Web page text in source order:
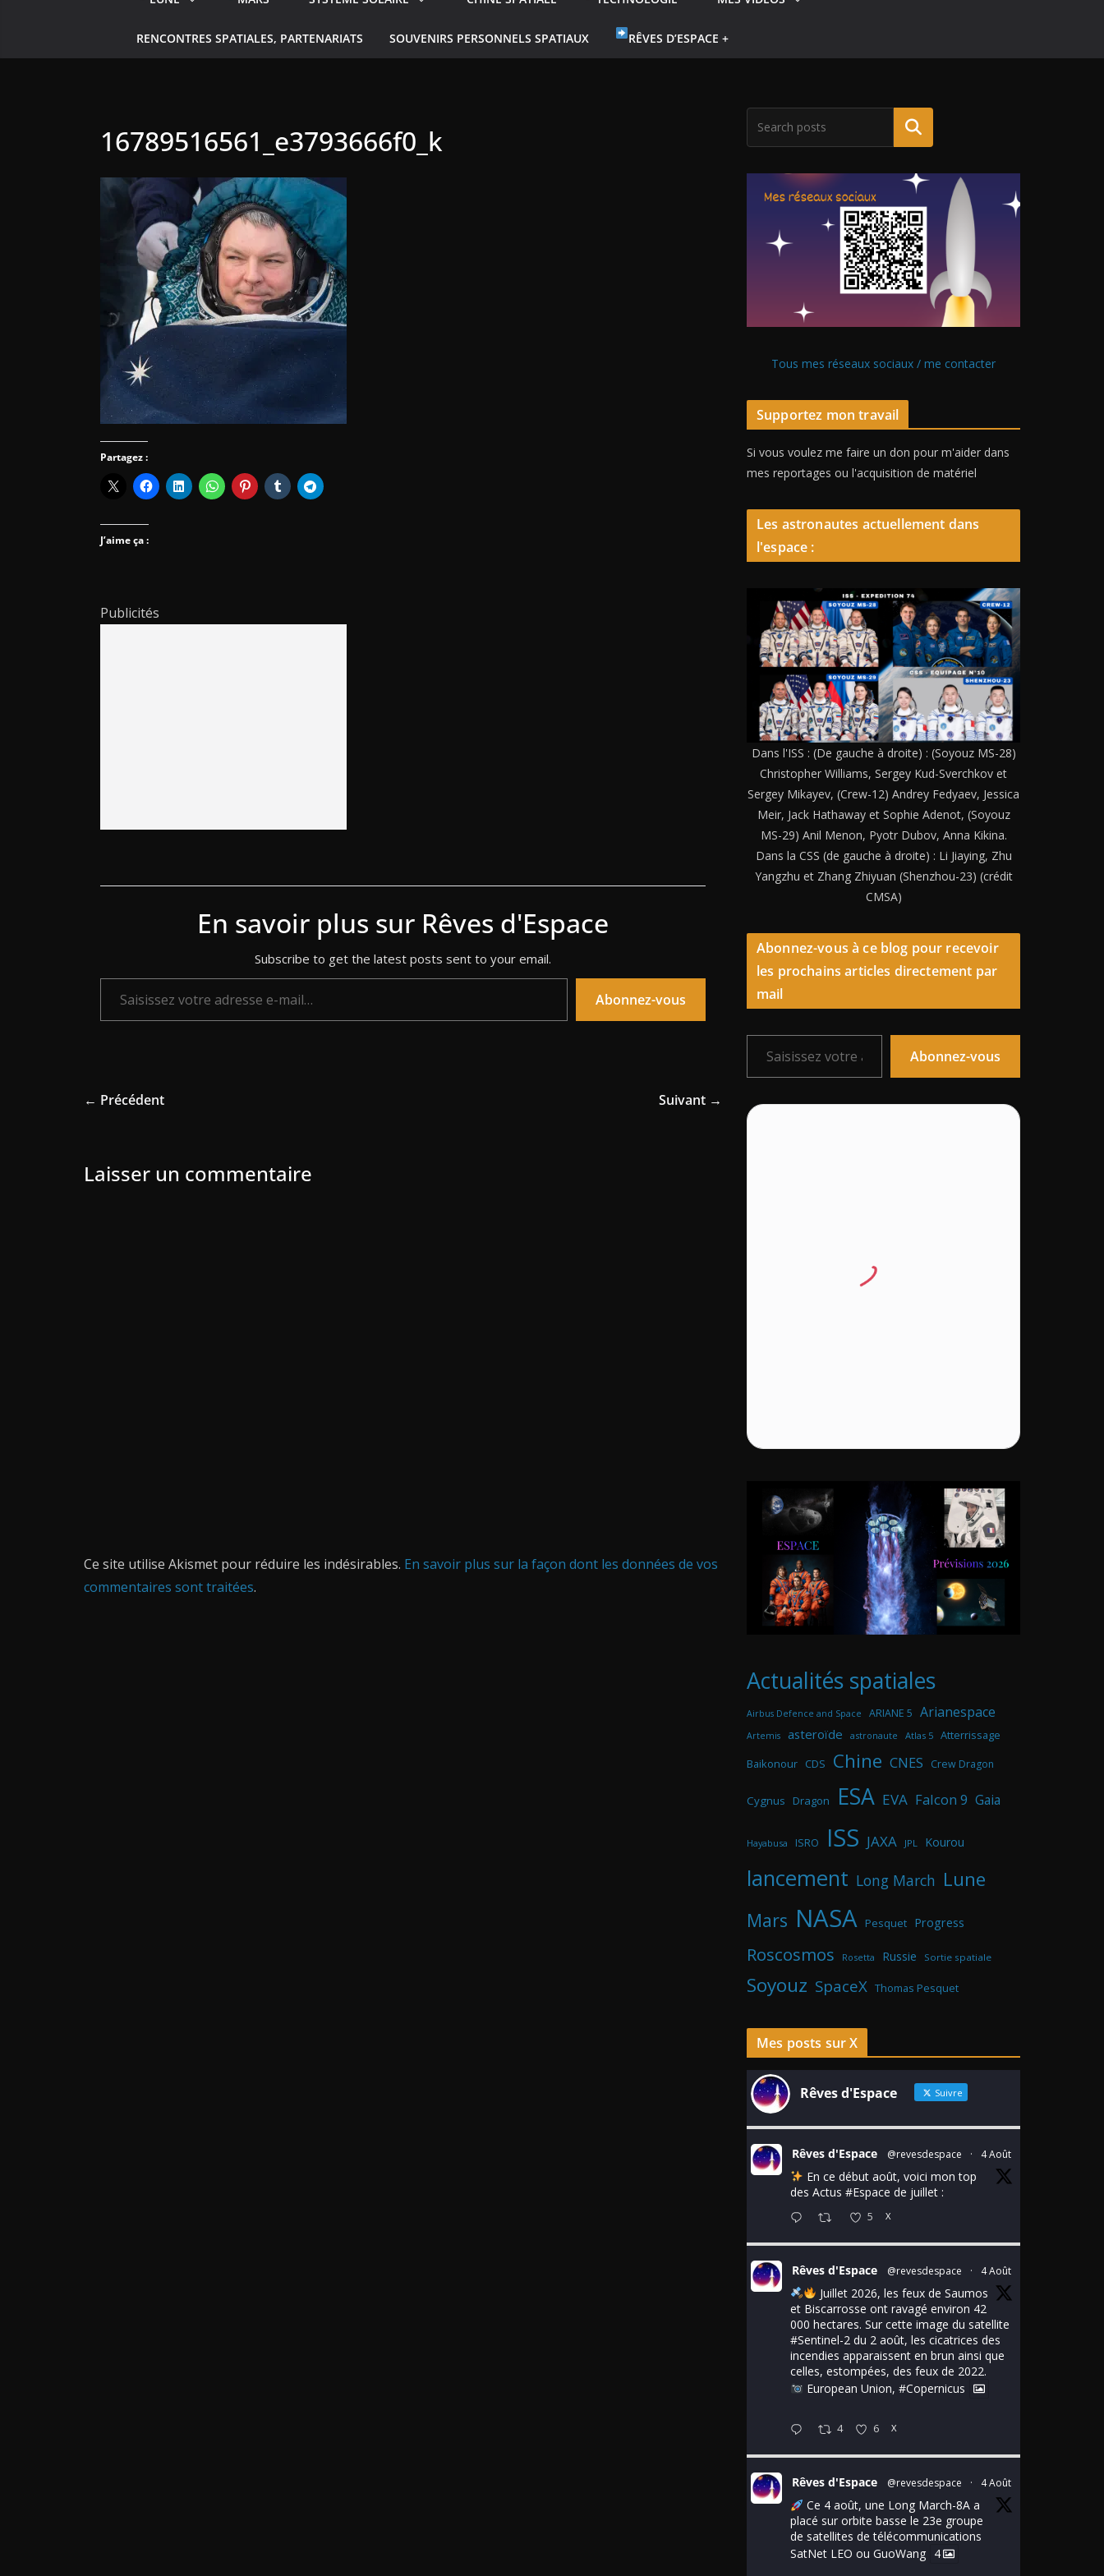
RENCONTRES SPATIALES, PARTENARIATS SOUVENIRS PERSONNELS SPATIAUX RÊVES D’ESPACE +
16789516561_e3793666f0_k
Partagez :
J’aime ça :
Publicités
En savoir plus sur Rêves d'Espace
Subscribe to get the latest posts sent to your email.
Saisissez votre adresse e-mail…
Abonnez-vous
← Précédent Suivant →
Laisser un commentaire
Ce site utilise Akismet pour réduire les indésirables. En savoir plus sur la façon dont les données de vos
commentaires sont traitées.
Tous mes réseaux sociaux / me contacter
Supportez mon travail
Si vous voulez me faire un don pour m'aider dans
mes reportages ou l'acquisition de matériel
Les astronautes actuellement dans
l'espace :
Dans l'ISS : (De gauche à droite) : (Soyouz MS-28)
Christopher Williams, Sergey Kud-Sverchkov et
Sergey Mikayev, (Crew-12) Andrey Fedyaev, Jessica
Meir, Jack Hathaway et Sophie Adenot, (Soyouz
MS-29) Anil Menon, Pyotr Dubov, Anna Kikina.
Dans la CSS (de gauche à droite) : Li Jiaying, Zhu
Yangzhu et Zhang Zhiyuan (Shenzhou-23) (crédit
CMSA)
Abonnez-vous à ce blog pour recevoir
les prochains articles directement par
mail
Saisissez votre adresse e-mail…
Abonnez-vous
Actualités spatiales
Airbus Defence and Space ARIANE 5 Arianespace
Artemis asteroïde astronaute Atlas 5 Atterrissage
Baikonour CDS Chine CNES Crew Dragon
Cygnus Dragon ESA EVA Falcon 9 Gaia
Hayabusa ISRO ISS JAXA JPL Kourou
lancement Long March Lune
Mars NASA Pesquet Progress
Roscosmos Rosetta Russie Sortie spatiale
Soyouz SpaceX Thomas Pesquet
Mes posts sur X
Rêves d'Espace Suivre
Rêves d'Espace @revesdespace · 4 Août
En ce début août, voici mon top
des Actus #Espace de juillet :
5 X
Rêves d'Espace @revesdespace · 4 Août
Juillet 2026, les feux de Saumos
et Biscarrosse ont ravagé environ 42
000 hectares. Sur cette image du satellite
#Sentinel-2 du 2 août, les cicatrices des
incendies apparaissent en brun ainsi que
celles, estompées, des feux de 2022.
European Union, #Copernicus
4 6 X
Rêves d'Espace @revesdespace · 4 Août
Ce 4 août, une Long March-8A a
placé sur orbite basse le 23e groupe
de satellites de télécommunications
SatNet LEO ou GuoWang 4